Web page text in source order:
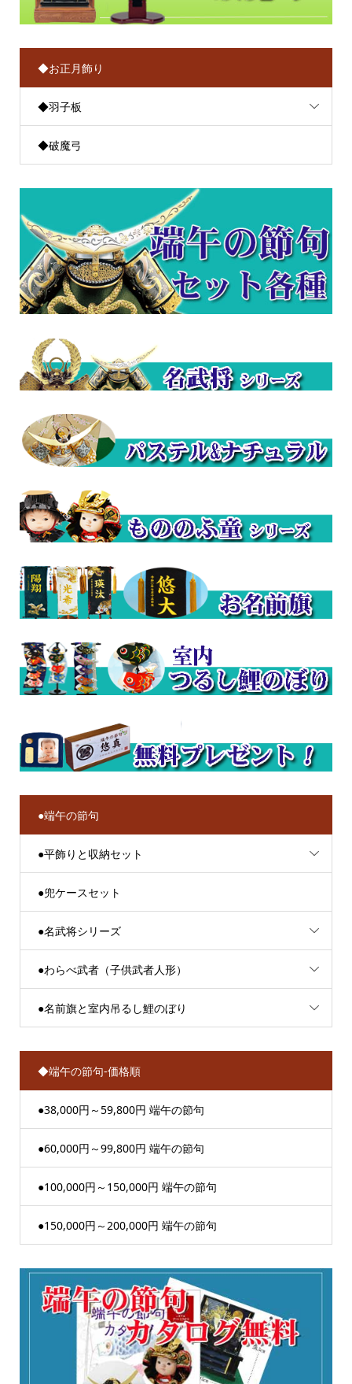
◆お正月飾り
◆羽子板
◆破魔弓
●端午の節句
●平飾りと収納セット
●兜ケースセット
●名武将シリーズ
●わらべ武者（子供武者人形）
●名前旗と室内吊るし鯉のぼり
◆端午の節句-価格順
●38,000円～59,800円 端午の節句
●60,000円～99,800円 端午の節句
●100,000円～150,000円 端午の節句
●150,000円～200,000円 端午の節句